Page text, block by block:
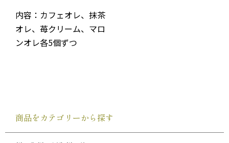
内容：カフェオレ、抹茶
オレ、苺クリーム、マロ
ンオレ各5個ずつ
商品をカテゴリーから探す